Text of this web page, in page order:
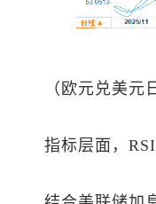
（ 欧元兑美元
指标层面，